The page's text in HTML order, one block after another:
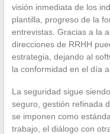
visión inmediata de los
plantilla, progreso de la
entrevistas. Gracias a la
direcciones de RRHH
estrategia, dejando al
la conformidad en el día a
La seguridad sigue
seguro, gestión refinada
se imponen como
trabajo, el diálogo con